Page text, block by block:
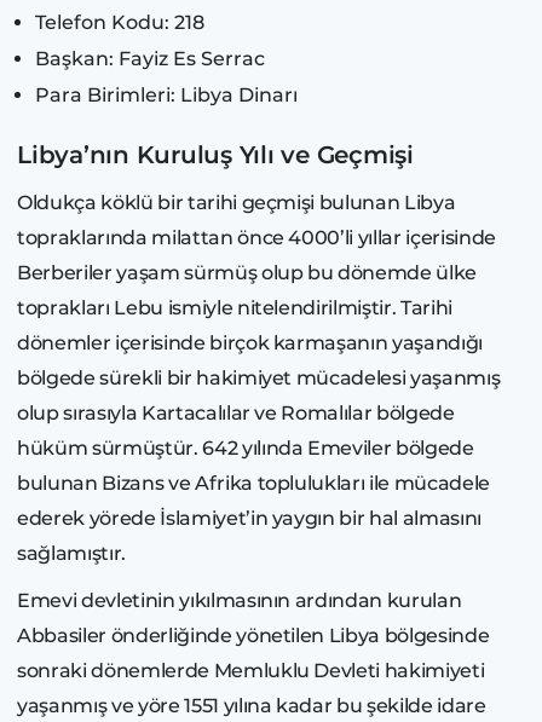
Telefon Kodu: 218
Başkan: Fayiz Es Serrac
Para Birimleri: Libya Dinarı
Libya’nın Kuruluş Yılı ve Geçmişi
Oldukça köklü bir tarihi geçmişi bulunan Libya
topraklarında milattan önce 4000’li yıllar içerisinde
Berberiler yaşam sürmüş olup bu dönemde ülke
toprakları Lebu ismiyle nitelendirilmiştir. Tarihi
dönemler içerisinde birçok karmaşanın yaşandığı
bölgede sürekli bir hakimiyet mücadelesi yaşanmış
olup sırasıyla Kartacalılar ve Romalılar bölgede
hüküm sürmüştür. 642 yılında Emeviler bölgede
bulunan Bizans ve Afrika toplulukları ile mücadele
ederek yörede İslamiyet’in yaygın bir hal almasını
sağlamıştır.
Emevi devletinin yıkılmasının ardından kurulan
Abbasiler önderliğinde yönetilen Libya bölgesinde
sonraki dönemlerde Memluklu Devleti hakimiyeti
yaşanmış ve yöre 1551 yılına kadar bu şekilde idare